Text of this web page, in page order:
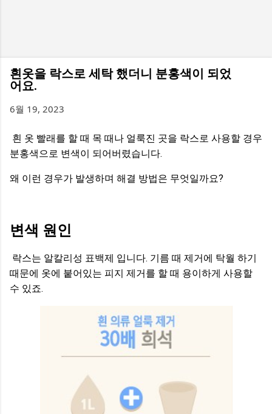
흰옷을 락스로 세탁 했더니 분홍색이 되었
어요.
6월 19, 2023
흰 옷 빨래를 할 때 목 때나 얼룩진 곳을 락스로 사용할 경우
분홍색으로 변색이 되어버렸습니다.
왜 이런 경우가 발생하며 해결 방법은 무엇일까요?
변색 원인
락스는 알칼리성 표백제 입니다. 기름 때 제거에 탁월 하기
때문에 옷에 붙어있는 피지 제거를 할 때 용이하게 사용할
수 있죠.